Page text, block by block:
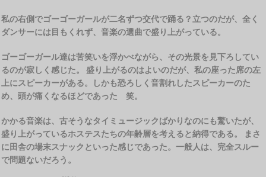
私の右側でゴーゴーガールが二名ずつ交代で踊る？立つのだが、全く
ダンサーには目もくれず、音楽の選曲で盛り上がっている。
ゴーゴーガール達は苦笑いを浮かべながら、その光景を見下ろしてい
るのが寂しく感じた。 盛り上がるのはよいのだが、私の座った席の左
上にスピーカーがある。しかも恐ろしく音割れしたスピーカーのた
め、頭が痛くなるほどであった 笑。
かかる音楽は、古そうなタイミュージックばかりなのにも驚いたが、
盛り上がっているホステスたちの年齢層を考えると納得である。 まさ
に田舎の場末スナックといった感じであった。一般人は、完全スルー
で問題ないだろう。